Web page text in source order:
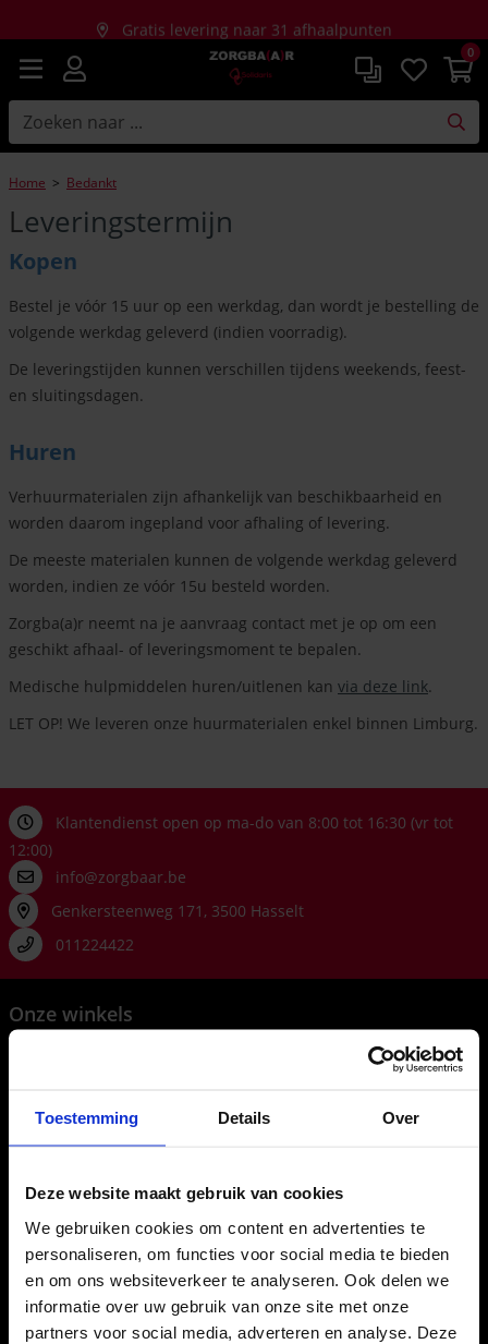
Toestemming Details Over
Deze website maakt gebruik van cookies
We gebruiken cookies om content en advertenties te
personaliseren, om functies voor social media te bieden
en om ons websiteverkeer te analyseren. Ook delen we
informatie over uw gebruik van onze site met onze
partners voor social media, adverteren en analyse. Deze
0
Gratis levering naar 31 afhaalpunten
Gratis thuislevering bij aankopen vanaf €150
Home > Bedankt
Leveringstermijn
Kopen
Bestel je vóór 15 uur op een werkdag, dan wordt je bestelling de
volgende werkdag geleverd (indien voorradig).
De leveringstijden kunnen verschillen tijdens weekends, feest-
en sluitingsdagen.
Huren
Verhuurmaterialen zijn afhankelijk van beschikbaarheid en
worden daarom ingepland voor afhaling of levering.
De meeste materialen kunnen de volgende werkdag geleverd
worden, indien ze vóór 15u besteld worden.
Zorgba(a)r neemt na je aanvraag contact met je op om een
geschikt afhaal- of leveringsmoment te bepalen.
Medische hulpmiddelen huren/uitlenen kan via deze link.
LET OP! We leveren onze huurmaterialen enkel binnen Limburg.
Klantendienst open op ma-do van 8:00 tot 16:30 (vr tot
12:00)
info@zorgbaar.be
Genkersteenweg 171, 3500 Hasselt
011224422
Onze winkels
Maasmechelen
Sint-Truiden
Tips en advies
Terugbetaling rolstoel, rollator, scooter